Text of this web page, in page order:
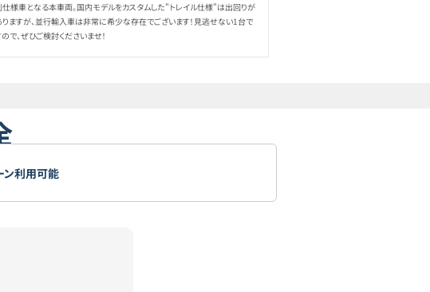
仕様車となる本車両。国内モデルをカスタムした"トレイル仕様"は出回りが
りますが、並行輸入車は非常に希少な存在でございます！見逃せない1台で
で、ぜひご検討くださいませ！
利用可能